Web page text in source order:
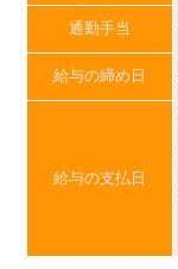
通勤手当
給与の締め日
給与の支払日